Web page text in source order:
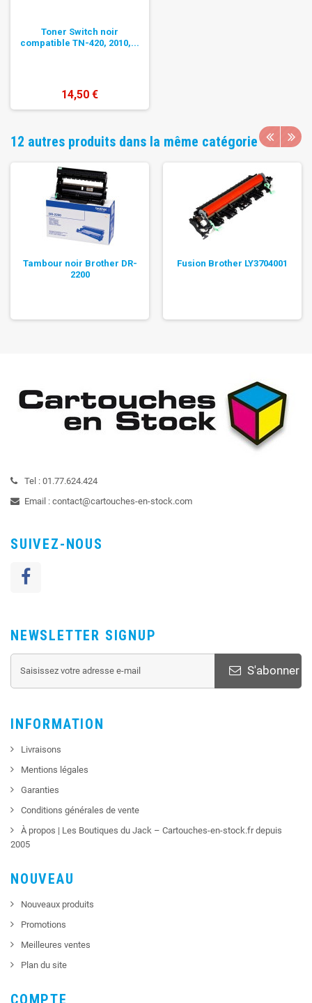
Toner Switch noir
compatible TN-420, 2010,...
14,50 €
12 autres produits dans la même catégorie
Tambour noir Brother DR-
2200
Fusion Brother LY3704001
Tel : 01.77.624.424
Email : contact@cartouches-en-stock.com
SUIVEZ-NOUS
NEWSLETTER SIGNUP
S'abonner
INFORMATION
Livraisons
Mentions légales
Garanties
Conditions générales de vente
À propos | Les Boutiques du Jack – Cartouches-en-stock.fr depuis
2005
NOUVEAU
Nouveaux produits
Promotions
Meilleures ventes
Plan du site
COMPTE